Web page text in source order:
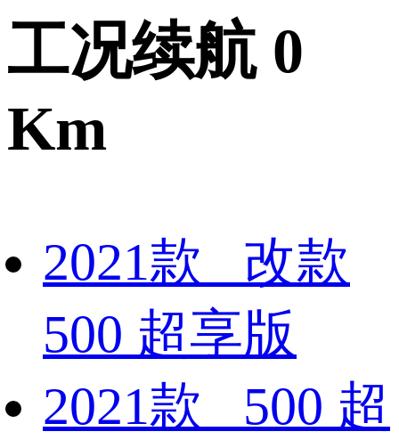
工况续航 0
Km
2021款 改款
500 超享版
2021款 500 超